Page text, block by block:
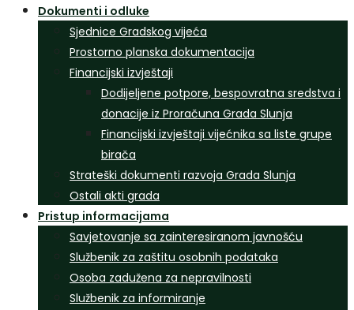
Dokumenti i odluke
Sjednice Gradskog vijeća
Prostorno planska dokumentacija
Financijski izvještaji
Dodijeljene potpore, bespovratna sredstva i
donacije iz Proračuna Grada Slunja
Financijski izvještaji vijećnika sa liste grupe
birača
Strateški dokumenti razvoja Grada Slunja
Ostali akti grada
Pristup informacijama
Savjetovanje sa zainteresiranom javnošću
Službenik za zaštitu osobnih podataka
Osoba zadužena za nepravilnosti
Službenik za informiranje